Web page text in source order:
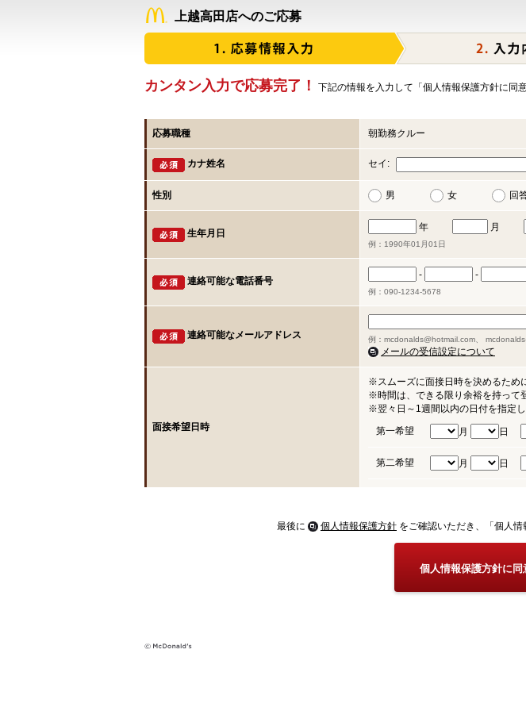
上越高田店へのご応募
カンタン入力で応募完了！ 下記の情報を入力して「個人情報保護方針に同
応募職種 朝勤務クルー
カナ姓名 セイ:
性別 男 女 回
生年月日
年 月
例：1990年01月01日
連絡可能な電話番号
- -
例：090-1234-5678
連絡可能なメールアドレス 例：mcdonalds@hotmail.com、
メールの受信設定について
面接希望日時
※スムーズに面接日時を決めるため
※時間は、できる限り余裕を持って
※翌々日～1週間以内の日付を指定し
第一希望
月 日
第二希望 月 日
最後に 個人情報保護方針 をご確認いただき、「個人
個人情報保護方針に同